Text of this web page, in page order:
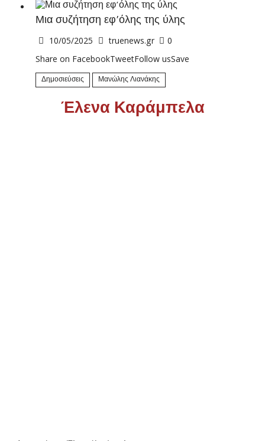
Μια συζήτηση εφ’όλης της ύλης
10/05/2025 truenews.gr
0
Share on FacebookTweetFollow usSave
Δημοσιεύσεις Μανώλης Λιανάκης
Έλενα Καράμπελα